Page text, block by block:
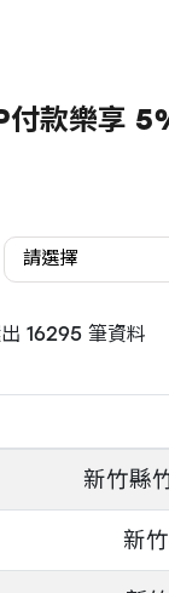
款樂享
請選擇
16295 筆資料
新竹縣
新